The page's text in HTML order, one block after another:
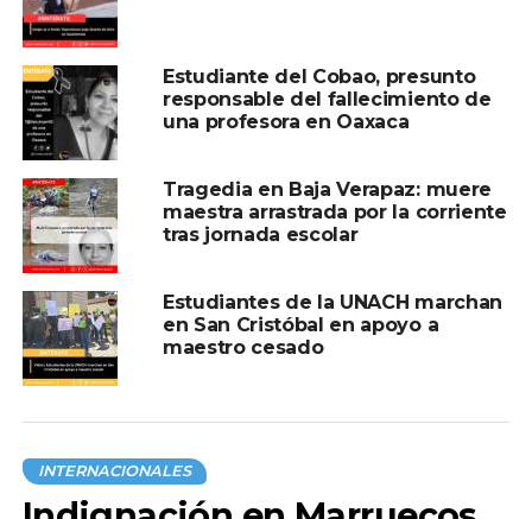
Estudiante del Cobao, presunto
responsable del fallecimiento de
una profesora en Oaxaca
Tragedia en Baja Verapaz: muere
maestra arrastrada por la corriente
tras jornada escolar
Estudiantes de la UNACH marchan
en San Cristóbal en apoyo a
maestro cesado
INTERNACIONALES